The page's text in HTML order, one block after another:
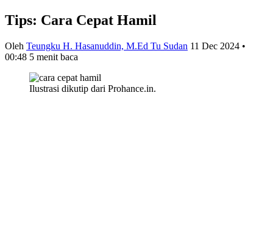
Tips: Cara Cepat Hamil
Oleh Teungku H. Hasanuddin, M.Ed Tu Sudan 11 Dec 2024 •
00:48 5 menit baca
Ilustrasi dikutip dari Prohance.in.